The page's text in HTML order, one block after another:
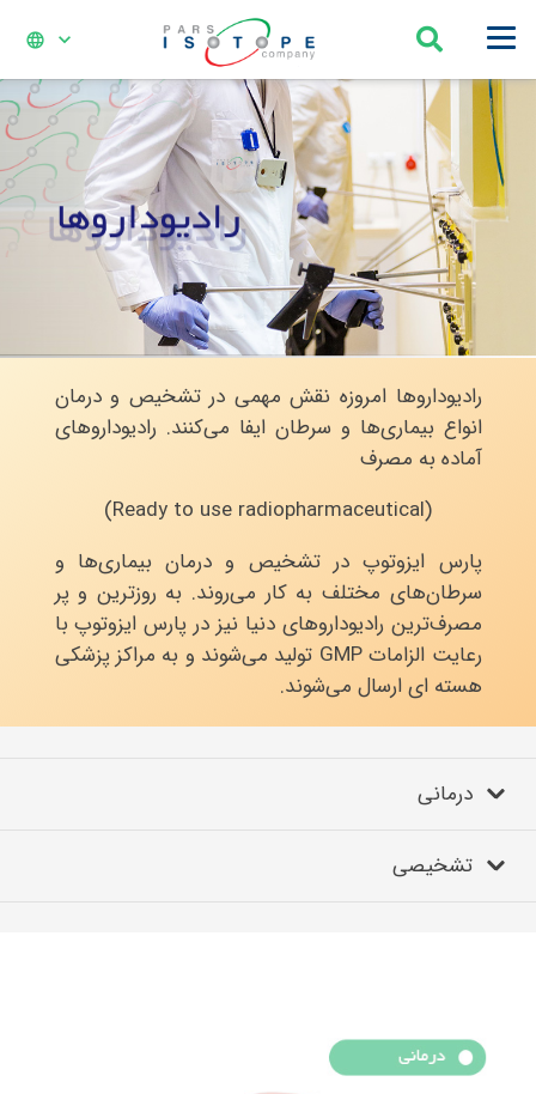
language
رادیوداروها امروزه نقش مهمی در تشخیص و درمان
انواع بیماری‌ها و سرطان ایفا می‌کنند. رادیوداروهای
آماده به مصرف
(Ready to use radiopharmaceutical)
پارس ایزوتوپ در تشخیص و درمان بیماری‌ها و
سرطان‌های مختلف به کار می‌روند. به روزترین و پر
مصرف‌ترین رادیوداروهای دنیا نیز در پارس ایزوتوپ با
رعایت الزامات GMP تولید می‌شوند و به مراکز پزشکی
هسته ای ارسال می‌شوند.
درمانی
تشخیصی